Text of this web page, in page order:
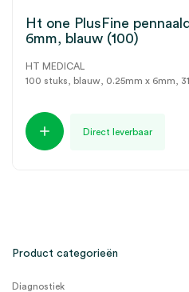
Ht one PlusFine
6mm, blauw (100)
HT MEDICAL
100 stuks, blauw, 0.25mm x 6mm,
Direct leverbaar
Product categorieën
Diagnostiek